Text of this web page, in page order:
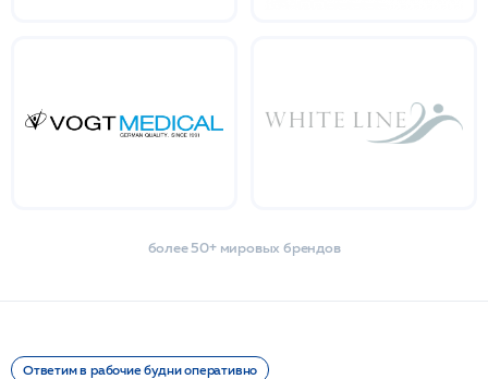
более 50+ мировых брендов
Ответим в рабочие будни оперативно